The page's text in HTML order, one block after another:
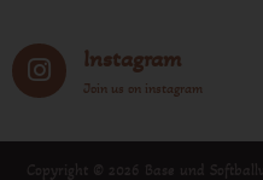
Instagram
Join us on instagram
Copyright © 2026 Base und